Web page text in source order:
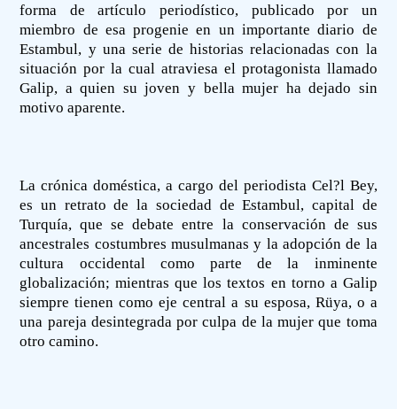
forma de artículo periodístico, publicado por un
miembro de esa progenie en un importante diario de
Estambul, y una serie de historias relacionadas con la
situación por la cual atraviesa el protagonista llamado
Galip, a quien su joven y bella mujer ha dejado sin
motivo aparente.
La crónica doméstica, a cargo del periodista Cel?l Bey,
es un retrato de la sociedad de Estambul, capital de
Turquía, que se debate entre la conservación de sus
ancestrales costumbres musulmanas y la adopción de la
cultura occidental como parte de la inminente
globalización; mientras que los textos en torno a Galip
siempre tienen como eje central a su esposa, Rüya, o a
una pareja desintegrada por culpa de la mujer que toma
otro camino.